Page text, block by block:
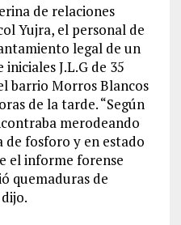
de relaciones
Yujra, el personal de
legal de un
J.L.G de 35
barrio Morros Blancos
de la tarde. “Según
merodeando
de fosforo y en estado
el informe forense
quemaduras de